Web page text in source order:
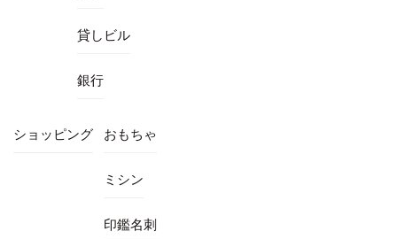
貸しビル
銀行
ショッピング おもちゃ
ミシン
印鑑名刺